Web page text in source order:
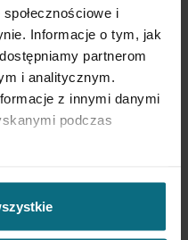
i
Informacje o tym, jak
partnerom
i analitycznym.
z innymi danymi
podczas
Dretler-
Zygmunt Flin